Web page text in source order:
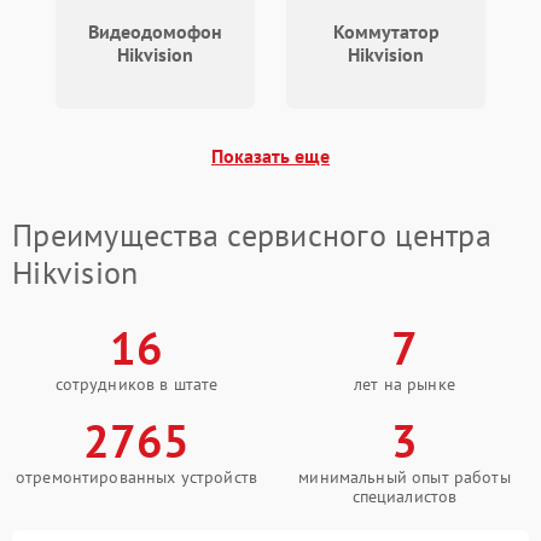
1000 ₽
Неисправность датчика
движения
500 ₽ Подробнее →
стабилизации
Неисправность
Неисправность системы
1000 ₽ Подробнее →
Видеодомофон
Hikvision
Коммутатор
Hikvision
Показать еще
Преимущества сервисного центра
Hikvision
16
сотрудников в штате
7
лет на рынке
2765
отремонтированных устройств
3
минимальный опыт работы
специалистов